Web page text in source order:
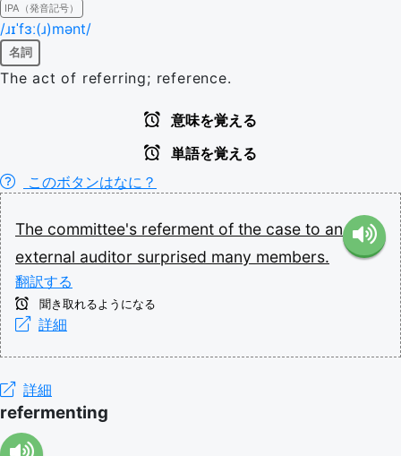
IPA（発音記号）
/ɹɪˈfɜː(ɹ)mənt/
名詞
The act of referring; reference.
意味を覚える
単語を覚える
このボタンはなに？
The committee's referment of the case to an
external auditor surprised many members.
翻訳する
聞き取れるようになる
詳細
詳細
refermenting